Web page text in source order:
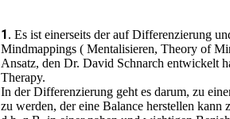
1 . Es ist einerseits der auf Differenzierung
Mindmappings ( Mentalisieren, Theory of
Ansatz, den Dr. David Schnarch entwickelt
Therapy.
In der Differenzierung geht es darum, zu
zu werden, der eine Balance herstellen